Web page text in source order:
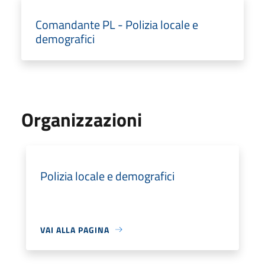
Comandante PL - Polizia locale e
demografici
Organizzazioni
Polizia locale e demografici
VAI ALLA PAGINA